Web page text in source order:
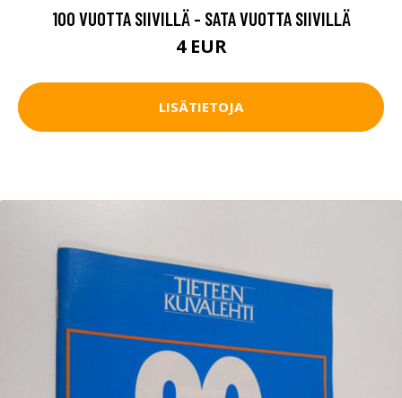
100 VUOTTA SIIVILLÄ - SATA VUOTTA SIIVILLÄ
4 EUR
LISÄTIETOJA